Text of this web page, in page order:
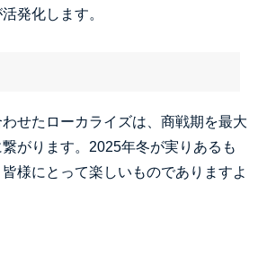
発化します。
せたローカライズは、商戦期を最大
がります。 2025年冬が実りあるも
様にとって楽しいものでありますよ